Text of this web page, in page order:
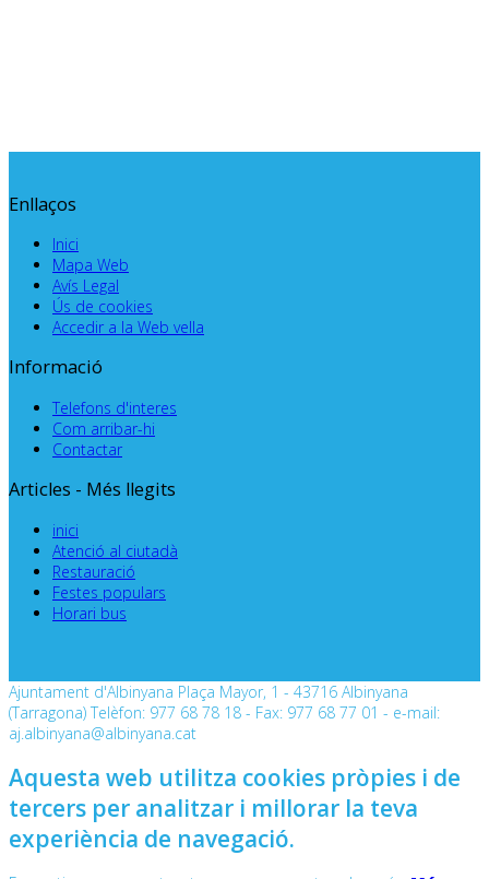
Enllaços
Inici
Mapa Web
Avís Legal
Ús de cookies
Accedir a la Web vella
Informació
Telefons d'interes
Com arribar-hi
Contactar
Articles - Més llegits
inici
Atenció al ciutadà
Restauració
Festes populars
Horari bus
Ajuntament d'Albinyana Plaça Mayor, 1 - 43716 Albinyana
(Tarragona) Telèfon: 977 68 78 18 - Fax: 977 68 77 01 - e-mail:
aj.albinyana@albinyana.cat
Aquesta web utilitza cookies pròpies i de
tercers per analitzar i millorar la teva
experiència de navegació.